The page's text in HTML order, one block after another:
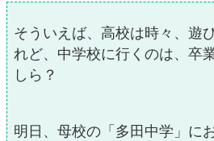
そういえば、高校は時々、遊
れど、中学校に行くのは、卒
しら？
明日、母校の「多田中学」に